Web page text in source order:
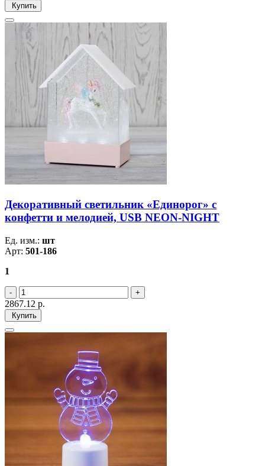
Купить
Декоративный светильник «Единорог» с
конфетти и мелодией, USB NEON-NIGHT
Ед. изм.: шт
Арт: 501-186
1
2867.12 р.
Купить